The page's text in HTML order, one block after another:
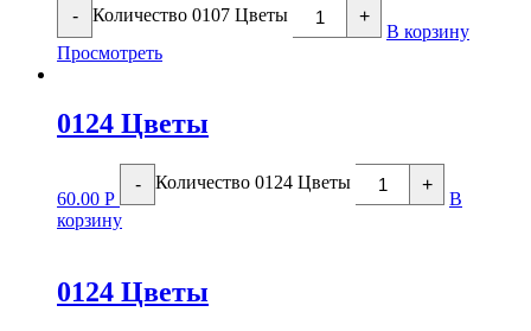
- Количество 0107 Цветы +
В корзину
Просмотреть
0124 Цветы
60.00 Р
- Количество 0124 Цветы +
В
корзину
0124 Цветы